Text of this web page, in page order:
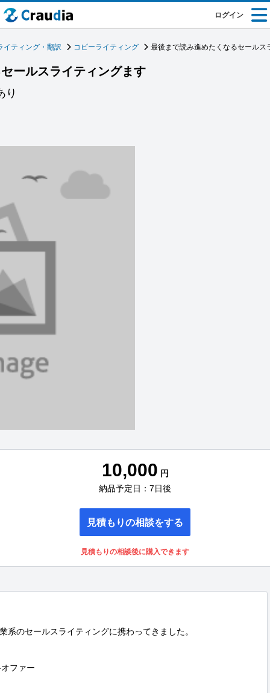
ログイン
イティング・翻訳 コピーライティング 最後まで読み進めたくなるセールス
ールスライティングます
り
10,000 円
納品予定日：7日後
見積もりの相談をする
見積もりの相談後に購入できます
系のセールスライティングに携わってきました。
ファー